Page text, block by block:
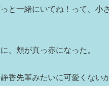
と一緒にいてね！って、小
、頬が真っ赤になった。
香先輩みたいに可愛くない